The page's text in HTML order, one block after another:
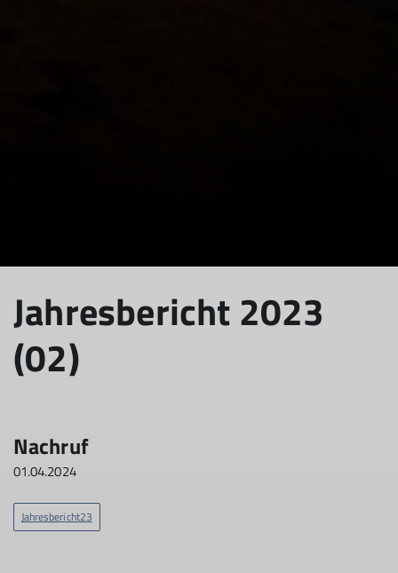
Jahresbericht 2023
(02)
Nachruf
01.04.2024
Jahresbericht23